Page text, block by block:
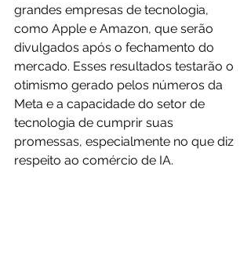
grandes empresas de tecnologia,
como Apple e Amazon, que serão
divulgados após o fechamento do
mercado. Esses resultados testarão o
otimismo gerado pelos números da
Meta e a capacidade do setor de
tecnologia de cumprir suas
promessas, especialmente no que diz
respeito ao comércio de IA.